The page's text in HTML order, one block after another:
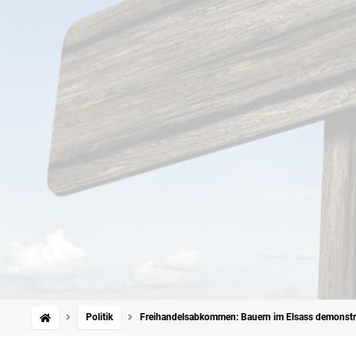
Politik Freihandelsabkommen: Bauern im Elsass